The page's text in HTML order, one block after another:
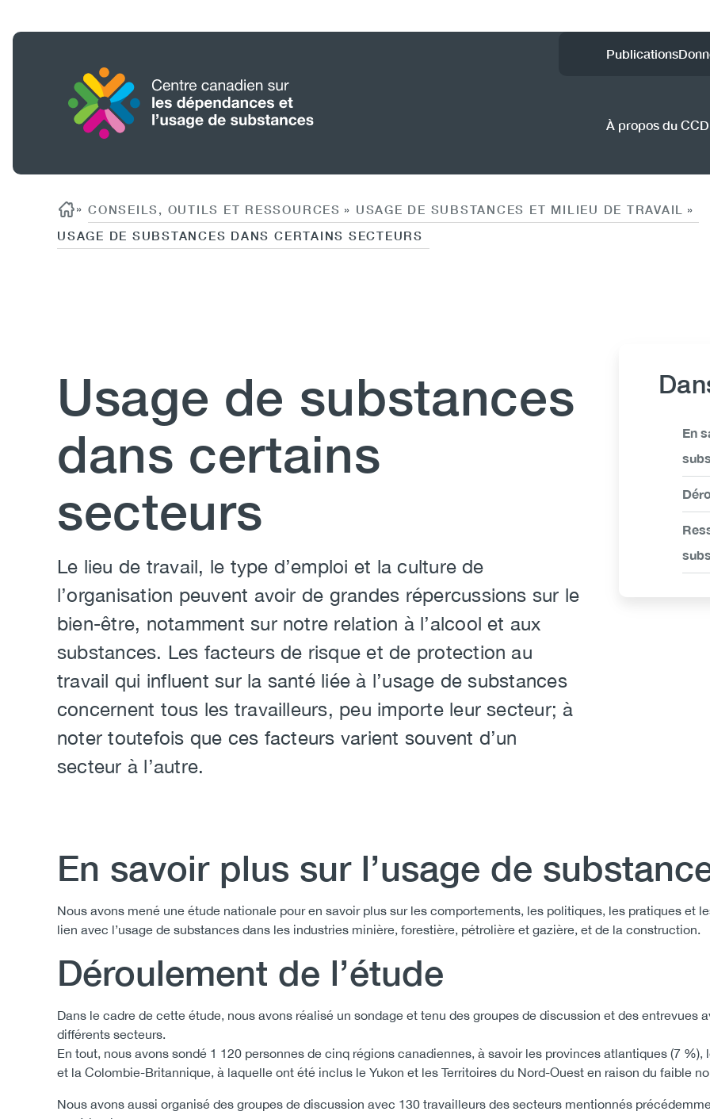
Accueil
Utility
Publications
À propos du
Fil d'ariane
» CONSEILS, OUTILS ET RESSOURCES » USAGE DE SUBSTANCES ET MILIEU DE TRAVAIL »
USAGE DE SUBSTANCES DANS CERTAINS SECTEURS
Usage de substances
dans certains
secteurs
Body
Le lieu de travail, le type d’emploi et la culture de
l’organisation peuvent avoir de grandes répercussions sur le
bien-être, notamment sur notre relation à l’alcool et aux
substances. Les facteurs de risque et de protection au
travail qui influent sur la santé liée à l’usage de substances
concernent tous les travailleurs, peu importe leur secteur; à
noter toutefois que ces facteurs varient souvent d’un
secteur à l’autre.
Items
En
Body
En savoir plus sur l’usage de
Nous avons mené une étude nationale pour en savoir plus sur les comportements, les politiques, les pratiques et
lien avec l’usage de substances dans les industries minière, forestière, pétrolière et gazière, et de la construction.
Déroulement de l’étude
Dans le cadre de cette étude, nous avons réalisé un sondage et tenu des groupes de discussion et des entrevues
différents secteurs.
En tout, nous avons sondé 1 120 personnes de cinq régions canadiennes, à savoir les provinces atlantiques (7 %),
et la Colombie-Britannique, à laquelle ont été inclus le Yukon et les Territoires du Nord-Ouest en raison du faible
Nous avons aussi organisé des groupes de discussion avec 130 travailleurs des secteurs mentionnés